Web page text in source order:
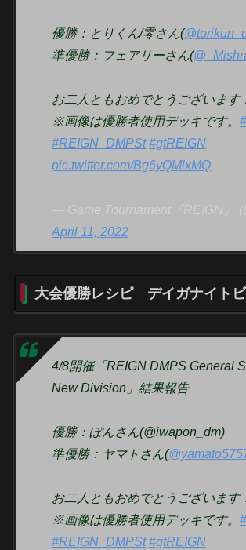
優勝：とりくん/零さん(
準優勝：フェアリーさん(
お二人ともおめでとうございます
※画像は優勝者使用デッキです。
#REIGN_DMPSt #gtREIGN
pic.twitter.com/Bg6yQMlxMQ
— Game Tournament『REIGN』
April 11, 2022
大会優勝レシピ デイガナイト
4/8開催「REIGN DMPS General
New Division」結果報告
優勝：ぽんさん(@iwapon_dm)
準優勝：ヤマトさん(
お二人ともおめでとうございます
※画像は優勝者使用デッキです。
#REIGN_DMPSt #gtREIGN